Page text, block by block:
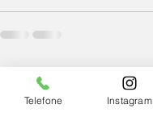
Posts Relacionados
Telefone Instagram